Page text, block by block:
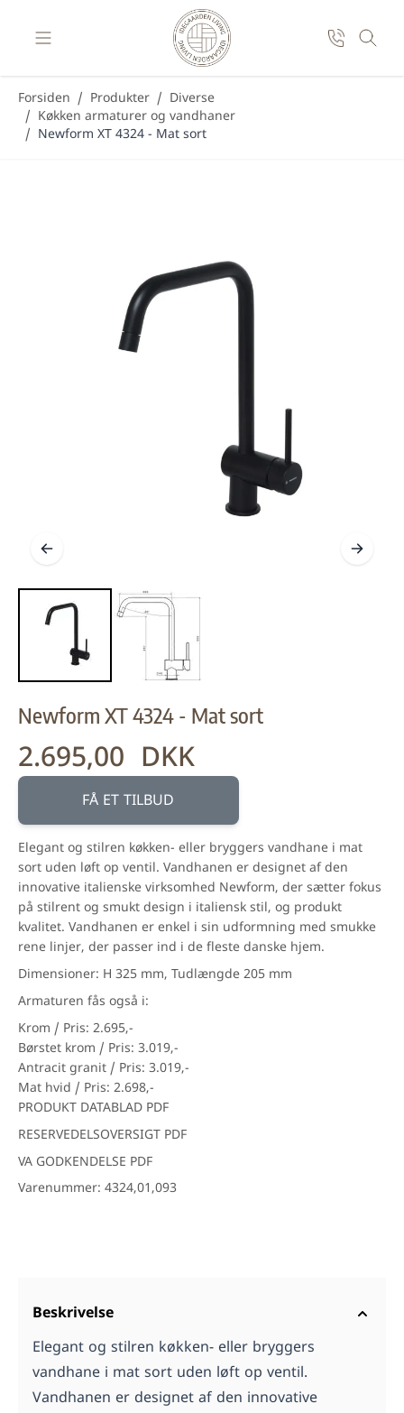
Forsiden / Produkter / Diverse
/ Køkken armaturer og vandhaner
/ Newform XT 4324 - Mat sort
Newform XT 4324 - Mat sort
2.695,00 DKK
FÅ ET TILBUD
Elegant og stilren køkken- eller bryggers vandhane i mat
sort uden løft op ventil. Vandhanen er designet af den
innovative italienske virksomhed Newform, der sætter fokus
på stilrent og smukt design i italiensk stil, og produkt
kvalitet. Vandhanen er enkel i sin udformning med smukke
rene linjer, der passer ind i de fleste danske hjem.
Dimensioner: H 325 mm, Tudlængde 205 mm
Armaturen fås også i:
Krom / Pris: 2.695,-
Børstet krom / Pris: 3.019,-
Antracit granit / Pris: 3.019,-
Mat hvid / Pris: 2.698,-
PRODUKT DATABLAD PDF
RESERVEDELSOVERSIGT PDF
VA GODKENDELSE PDF
Varenummer: 4324,01,093
Beskrivelse
Elegant og stilren køkken- eller bryggers
vandhane i mat sort uden løft op ventil.
Vandhanen er designet af den innovative